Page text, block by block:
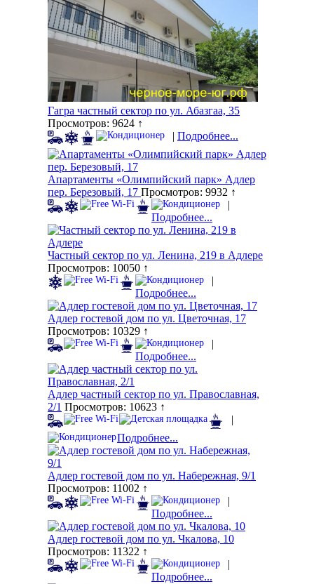
Гагра частный сектор по ул. Абазгаа, 35
Просмотров: 9624 ↑
| Подробнее...
Апартаменты «Олимпийский парк» Адлер
пер. Березовый, 17 Просмотров: 9932 ↑
|
Подробнее...
Частный сектор по ул. Ленина, 219 в Адлере
Просмотров: 10050 ↑
|
Подробнее...
Адлер гостевой дом по ул. Цветочная, 17
Просмотров: 10329 ↑
|
Подробнее...
Адлер частный сектор по ул. Православная,
2/1 Просмотров: 10623 ↑
|
Подробнее...
Адлер гостевой дом по ул. Набережная, 9/1
Просмотров: 11002 ↑
|
Подробнее...
Адлер гостевой дом по ул. Чкалова, 10
Просмотров: 11322 ↑
|
Подробнее...